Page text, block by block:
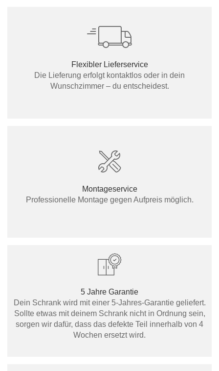
Flexibler Lieferservice
Die Lieferung erfolgt kontaktlos oder in dein
Wunschzimmer – du entscheidest.
Montageservice
Professionelle Montage gegen Aufpreis möglich.
5 Jahre Garantie
Dein Schrank wird mit einer 5-Jahres-Garantie geliefert.
Sollte etwas mit deinem Schrank nicht in Ordnung sein,
sorgen wir dafür, dass das defekte Teil innerhalb von 4
Wochen ersetzt wird.